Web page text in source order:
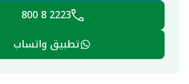
2223 8 800
تطبيق واتساب